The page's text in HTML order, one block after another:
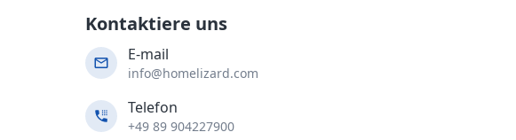
Kontaktiere uns
E-mail
info@homelizard.com
Telefon
+49 89 904227900